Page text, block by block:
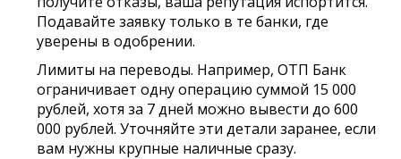
Подавайте заявку только в те банки, где
уверены в одобрении.
Лимиты на переводы. Например, ОТП Банк
ограничивает одну операцию суммой 15 000
рублей, хотя за 7 дней можно вывести до 600
000 рублей. Уточняйте эти детали заранее, если
вам нужны крупные наличные сразу.